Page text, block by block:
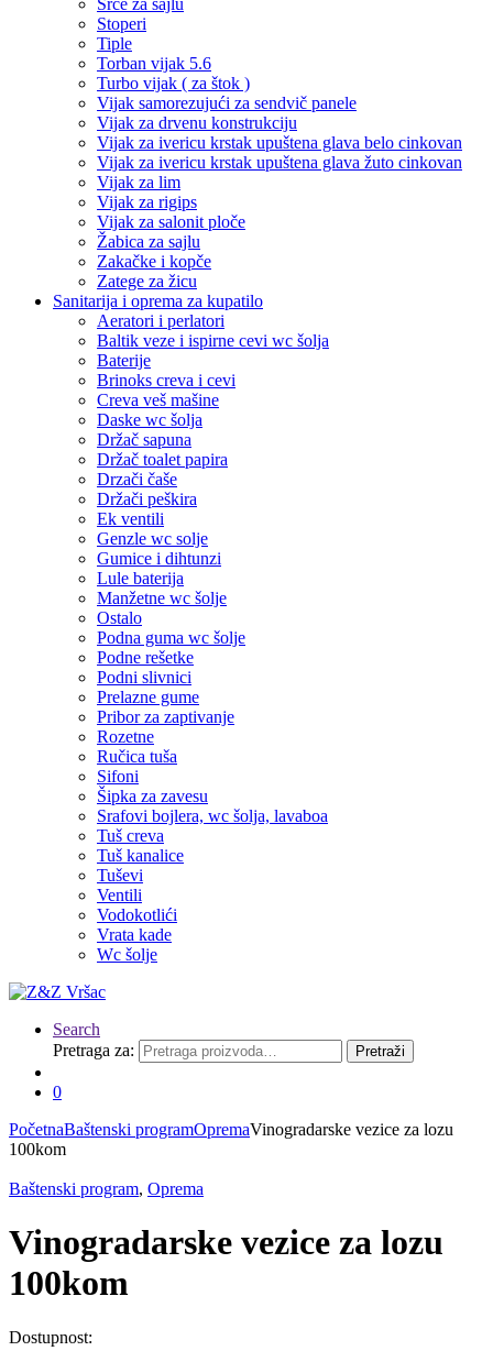
Srce za sajlu
Stoperi
Tiple
Torban vijak 5.6
Turbo vijak ( za štok )
Vijak samorezujući za sendvič panele
Vijak za drvenu konstrukciju
Vijak za ivericu krstak upuštena glava belo cinkovan
Vijak za ivericu krstak upuštena glava žuto cinkovan
Vijak za lim
Vijak za rigips
Vijak za salonit ploče
Žabica za sajlu
Zakačke i kopče
Zatege za žicu
Sanitarija i oprema za kupatilo
Aeratori i perlatori
Baltik veze i ispirne cevi wc šolja
Baterije
Brinoks creva i cevi
Creva veš mašine
Daske wc šolja
Držač sapuna
Držač toalet papira
Drzači čaše
Držači peškira
Ek ventili
Genzle wc solje
Gumice i dihtunzi
Lule baterija
Manžetne wc šolje
Ostalo
Podna guma wc šolje
Podne rešetke
Podni slivnici
Prelazne gume
Pribor za zaptivanje
Rozetne
Ručica tuša
Sifoni
Šipka za zavesu
Srafovi bojlera, wc šolja, lavaboa
Tuš creva
Tuš kanalice
Tuševi
Ventili
Vodokotlići
Vrata kade
Wc šolje
Search
Pretraga za:
Pretraži
0
PočetnaBaštenski programOpremaVinogradarske vezice za lozu
100kom
Baštenski program, Oprema
Vinogradarske vezice za lozu
100kom
Dostupnost: